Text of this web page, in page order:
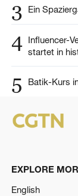
3 Ein
4 Influencer-
startet in
5 Batik-Kurs
EXPLORE
English